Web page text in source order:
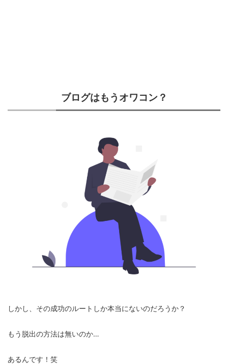
ブログはもうオワコン？
しかし、その成功のルートしか本当にないのだろうか？
もう脱出の方法は無いのか…
あるんです！笑